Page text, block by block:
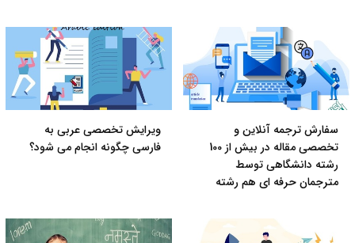
سفارش ترجمه آنلاین و
تخصصی مقاله در بیش از 100
رشته دانشگاهی توسط
مترجمان حرفه ای هم رشته
ویرایش تخصصی عربی به
فارسی چگونه انجام می شود؟